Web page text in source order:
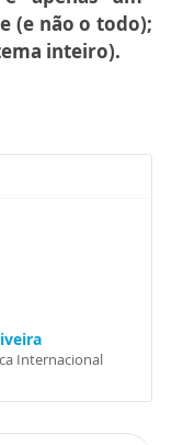
(e não o todo);
inteiro).
Internacional